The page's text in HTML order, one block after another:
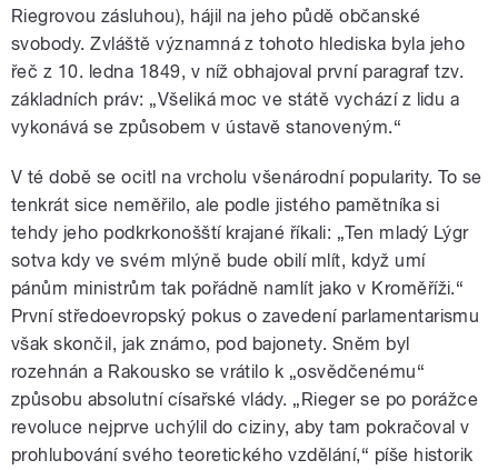
Riegrovou zásluhou), hájil na jeho půdě občanské
svobody. Zvláště významná z tohoto hlediska byla jeho
řeč z 10. ledna 1849, v níž obhajoval první paragraf tzv.
základních práv: „Všeliká moc ve státě vychází z lidu a
vykonává se způsobem v ústavě stanoveným.“
V té době se ocitl na vrcholu všenárodní popularity. To se
tenkrát sice neměřilo, ale podle jistého pamětníka si
tehdy jeho podkrkonošští krajané říkali: „Ten mladý Lýgr
sotva kdy ve svém mlýně bude obilí mlít, když umí
pánům ministrům tak pořádně namlít jako v Kroměříži.“
První středoevropský pokus o zavedení parlamentarismu
však skončil, jak známo, pod bajonety. Sněm byl
rozehnán a Rakousko se vrátilo k „osvědčenému“
způsobu absolutní císařské vlády. „Rieger se po porážce
revoluce nejprve uchýlil do ciziny, aby tam pokračoval v
prohlubování svého teoretického vzdělání,“ píše historik